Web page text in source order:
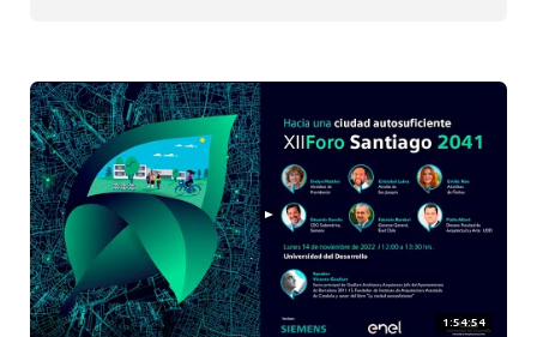
1:54:54